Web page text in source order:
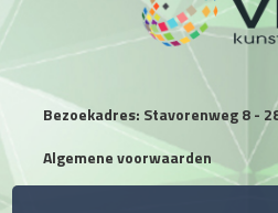
Bezoekadres: Stavorenweg 8 -
Algemene voorwaarden